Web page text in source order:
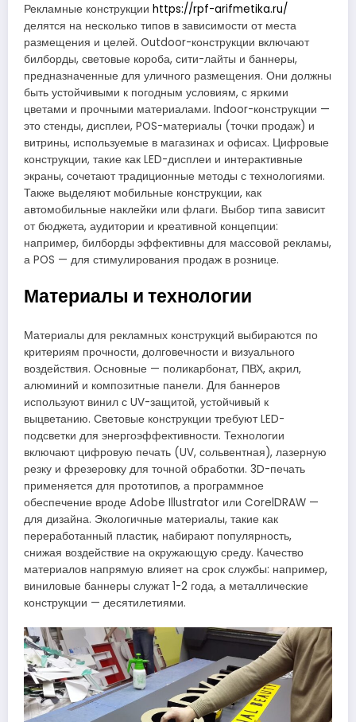
Рекламные конструкции https://rpf-arifmetika.ru/
делятся на несколько типов в зависимости от места
размещения и целей. Outdoor-конструкции включают
билборды, световые короба, сити-лайты и баннеры,
предназначенные для уличного размещения. Они должны
быть устойчивыми к погодным условиям, с яркими
цветами и прочными материалами. Indoor-конструкции —
это стенды, дисплеи, POS-материалы (точки продаж) и
витрины, используемые в магазинах и офисах. Цифровые
конструкции, такие как LED-дисплеи и интерактивные
экраны, сочетают традиционные методы с технологиями.
Также выделяют мобильные конструкции, как
автомобильные наклейки или флаги. Выбор типа зависит
от бюджета, аудитории и креативной концепции:
например, билборды эффективны для массовой рекламы,
а POS — для стимулирования продаж в рознице.
Материалы и технологии
Материалы для рекламных конструкций выбираются по
критериям прочности, долговечности и визуального
воздействия. Основные — поликарбонат, ПВХ, акрил,
алюминий и композитные панели. Для баннеров
используют винил с UV-защитой, устойчивый к
выцветанию. Световые конструкции требуют LED-
подсветки для энергоэффективности. Технологии
включают цифровую печать (UV, сольвентная), лазерную
резку и фрезеровку для точной обработки. 3D-печать
применяется для прототипов, а программное
обеспечение вроде Adobe Illustrator или CorelDRAW —
для дизайна. Экологичные материалы, такие как
переработанный пластик, набирают популярность,
снижая воздействие на окружающую среду. Качество
материалов напрямую влияет на срок службы: например,
виниловые баннеры служат 1-2 года, а металлические
конструкции — десятилетиями.